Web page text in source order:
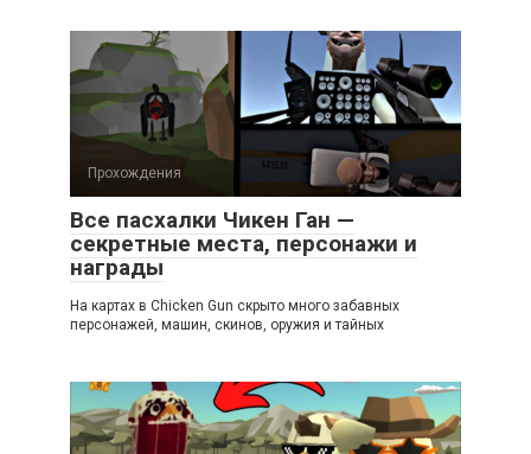
Прохождения
Все пасхалки Чикен Ган —
секретные места, персонажи и
награды
На картах в Chicken Gun скрыто много забавных
персонажей, машин, скинов, оружия и тайных